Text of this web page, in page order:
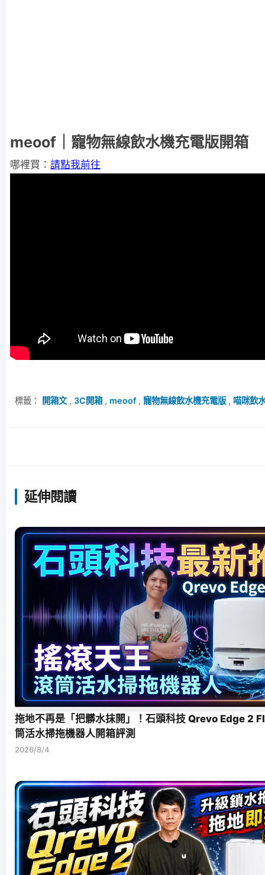
meoof｜寵物無線飲水機充電版開箱
哪裡買： 請點我前往
標籤： 開箱文, 3C開箱, meoof, 寵物無線飲水機充電版 , 喵咪飲
延伸閱讀
拖地不再是「把髒水抹開」！石頭科技 Qrevo Edge 2
筒活水掃拖機器人開箱評測
2026/8/4